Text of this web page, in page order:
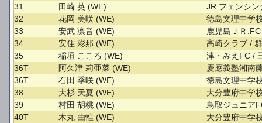
31
田崎 英 (WE)
JR.フェンシ
32
花岡 美咲 (WE)
徳島文理中学
33
安武 凛音 (WE)
鹿児島ＪＲ
34
安住 彩那 (WE)
高崎クラブ /
35
稲垣 こころ (WE)
津・みえFC /
36T
阿久津 莉亜菜 (WE)
慶應義塾湘南
36T
石田 季咲 (WE)
徳島文理中学
38
大杉 天夏 (WE)
大分豊府中学
39
村田 胡桃 (WE)
鳥取ジュニア
40T
木丸 由惟 (WE)
大分豊府中学